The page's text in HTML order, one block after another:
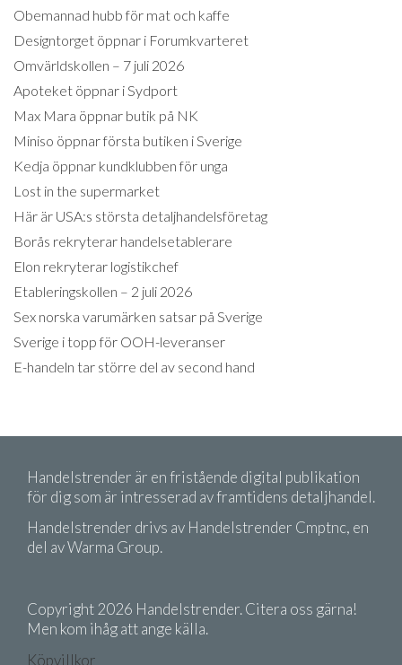
Obemannad hubb för mat och kaffe
Designtorget öppnar i Forumkvarteret
Omvärldskollen – 7 juli 2026
Apoteket öppnar i Sydport
Max Mara öppnar butik på NK
Miniso öppnar första butiken i Sverige
Kedja öppnar kundklubben för unga
Lost in the supermarket
Här är USA:s största detaljhandelsföretag
Borås rekryterar handelsetablerare
Elon rekryterar logistikchef
Etableringskollen – 2 juli 2026
Sex norska varumärken satsar på Sverige
Sverige i topp för OOH-leveranser
E-handeln tar större del av second hand
Handelstrender är en fristående digital publikation
för dig som är intresserad av framtidens detaljhandel.
Handelstrender drivs av Handelstrender Cmptnc, en
del av Warma Group.
Copyright 2026 Handelstrender. Citera oss gärna!
Men kom ihåg att ange källa.
Köpvillkor